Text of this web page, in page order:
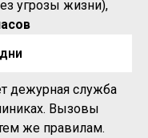
угрозы жизни),
дежурная служба
Вызовы
же правилам.